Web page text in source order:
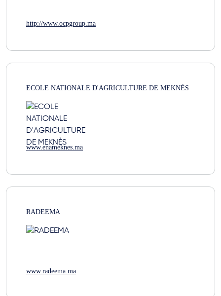
http://www.ocpgroup.ma
ECOLE NATIONALE D'AGRICULTURE DE MEKNÈS
www.enameknes.ma
RADEEMA
www.radeema.ma